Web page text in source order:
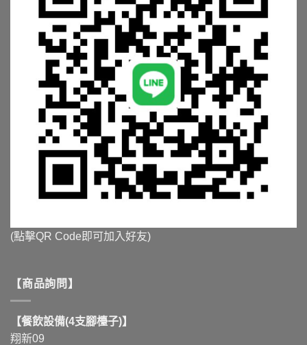
(點擊QR Code即可加入好友)
【商品詢問】
【餐飲設備(4支腳檯子)】
翔新09